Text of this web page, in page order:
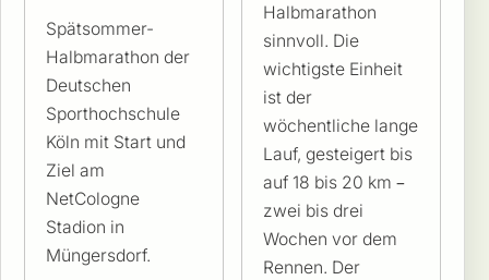
Spätsommer-
Halbmarathon der
Deutschen
Sporthochschule
Köln mit Start und
Ziel am
NetCologne
Stadion in
Müngersdorf.
Halbmarathon
sinnvoll. Die
wichtigste Einheit
ist der
wöchentliche lange
Lauf, gesteigert bis
auf 18 bis 20 km –
zwei bis drei
Wochen vor dem
Rennen. Der